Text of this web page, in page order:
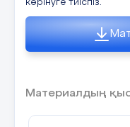
осылайша
психолог
өз
Мысалы:
көрінуге тиіспіз.
Материалдың